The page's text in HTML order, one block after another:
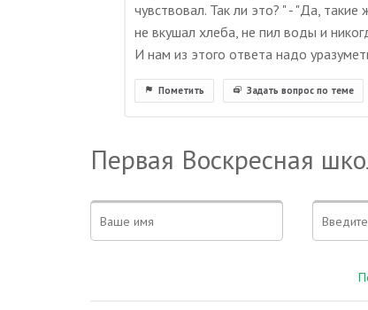
чувствовал. Так ли это? " - "Да,
не вкушал хлеба, не пил воды и
И нам из этого ответа надо
Пометить Задать вопрос по теме
Первая Воскресная